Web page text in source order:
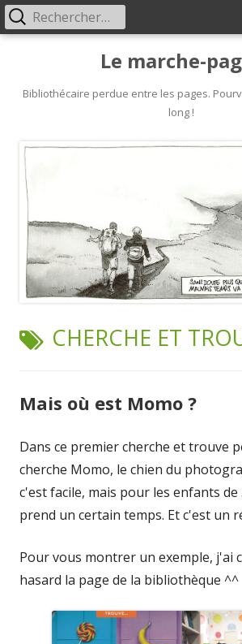
content
Le marche-
Bibliothécaire perdue entre les pages.
long !
Primary
Rechercher :
TAG:
CHERCHE ET
Mais où est Momo ?
Dans ce premier cherche et trouve
cherche Momo, le chien du
c'est facile, mais pour les enfants de
prend un certain temps. Et c'est un
Pour vous montrer un exemple, j'ai
hasard la page de la bibliothèque ^^